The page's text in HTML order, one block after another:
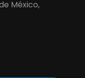
México,